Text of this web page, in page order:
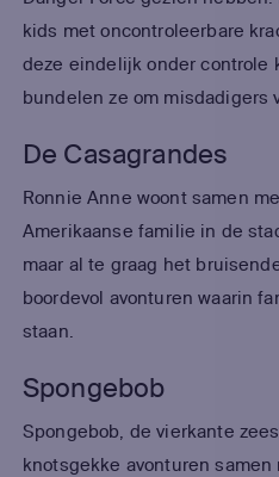
kids met oncontroleerbare
deze eindelijk onder controle
bundelen ze om misdadigers
De Casagrandes
Ronnie Anne woont samen
Amerikaanse familie in de
maar al te graag het
boordevol avonturen waarin
staan.
Spongebob
Spongebob, de vierkante
knotsgekke avonturen